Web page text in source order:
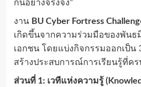
กันอย่างจริงจัง”
งาน BU Cyber Fortress
เกิดขึ้นจากความร่วมมือของพันธ
เอกชน โดยแบ่งกิจกรรมออกเป็น
สร้างประสบการณ์การเรียนรู้ที่คร
ส่วนที่ 1: เวทีแห่งความรู้